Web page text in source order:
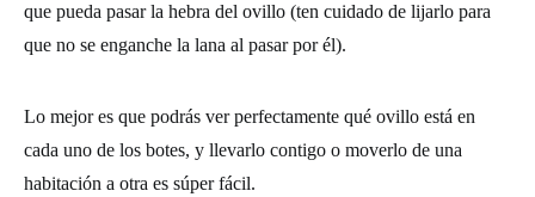
que pueda pasar la hebra del ovillo (ten cuidado de lijarlo para
que no se enganche la lana al pasar por él).
Lo mejor es que podrás ver perfectamente qué ovillo está en
cada uno de los botes, y llevarlo contigo o moverlo de una
habitación a otra es súper fácil.